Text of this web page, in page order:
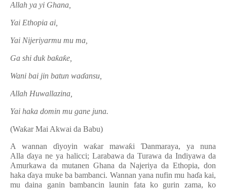
Allah ya yi Ghana,
Yai Ethopia ai,
Yai Nijeriyarmu mu ma,
Ga shi duk baƙaƙe,
Wani bai jin batun waɗansu,
Allah Huwallazina,
Yai haka domin mu gane juna.
(Waƙar Mai Akwai da Babu)
A wannanɗiyoyin waƙar mawaƙiƊanmaraya, ya nuna
Alla ɗaya ne ya halicci; Larabawa da Turawa da Indiyawa da
Amurkawa da mutanen Ghana da Najeriya da Ethopia, don
hakaɗaya muke ba bambanci. Wannan yana nufin mu haɗa kai,
mu daina ganin bambancin launin fata ko gurin zama, ko